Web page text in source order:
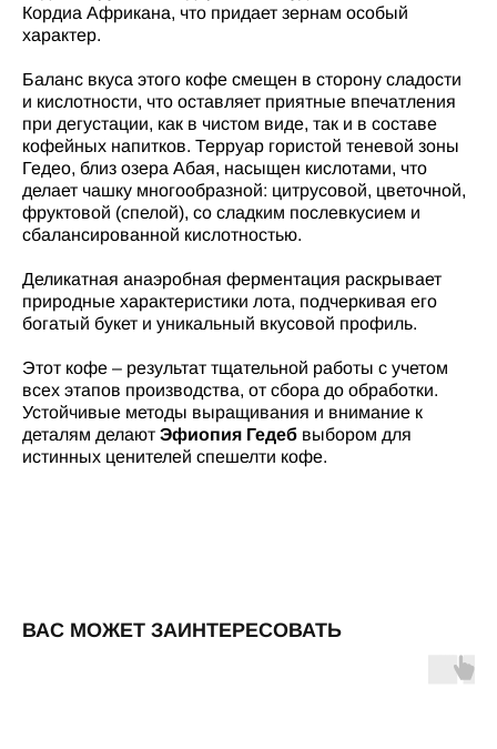
Кордиа Африкана, что придает зернам особый
характер.
Баланс вкуса этого кофе смещен в сторону сладости
и кислотности, что оставляет приятные впечатления
при дегустации, как в чистом виде, так и в составе
кофейных напитков. Терруар гористой теневой зоны
Гедео, близ озера Абая, насыщен кислотами, что
делает чашку многообразной: цитрусовой, цветочной,
фруктовой (спелой), со сладким послевкусием и
сбалансированной кислотностью.
Деликатная анаэробная ферментация раскрывает
природные характеристики лота, подчеркивая его
богатый букет и уникальный вкусовой профиль.
Этот кофе – результат тщательной работы с учетом
всех этапов производства, от сбора до обработки.
Устойчивые методы выращивания и внимание к
деталям делают Эфиопия Гедеб выбором для
истинных ценителей спешелти кофе.
ВАС МОЖЕТ ЗАИНТЕРЕСОВАТЬ